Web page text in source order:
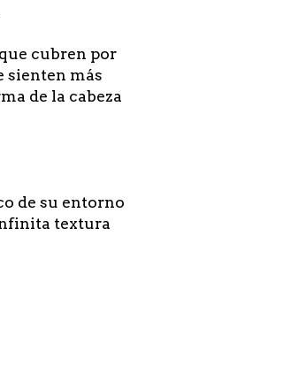
cubren por
sienten más
de la cabeza
de su entorno
textura